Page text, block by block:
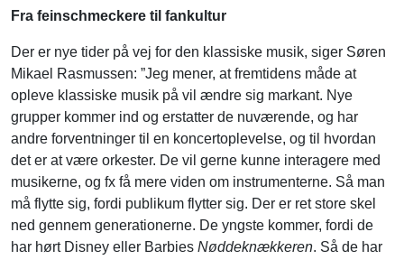
Fra feinschmeckere til fankultur
Der er nye tider på vej for den klassiske musik, siger Søren
Mikael Rasmussen: ”Jeg mener, at fremtidens måde at
opleve klassiske musik på vil ændre sig markant. Nye
grupper kommer ind og erstatter de nuværende, og har
andre forventninger til en koncertoplevelse, og til hvordan
det er at være orkester. De vil gerne kunne interagere med
musikerne, og fx få mere viden om instrumenterne. Så man
må flytte sig, fordi publikum flytter sig. Der er ret store skel
ned gennem generationerne. De yngste kommer, fordi de
har hørt Disney eller Barbies Nøddeknækkeren. Så de har